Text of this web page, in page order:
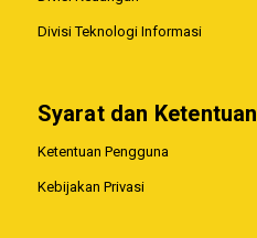
Divisi Teknologi Informasi
Syarat dan Ketentuan
Ketentuan Pengguna
Kebijakan Privasi